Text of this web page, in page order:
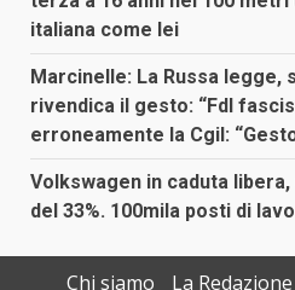
italiana come lei
Marcinelle: La Russa legge,
rivendica il gesto: “FdI
erroneamente la Cgil:
Volkswagen in caduta
del 33%. 100mila posti di
Chi siamo La